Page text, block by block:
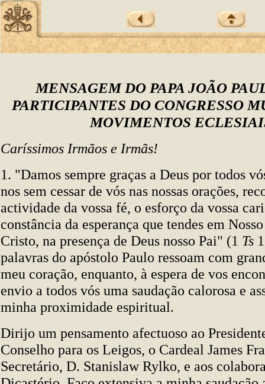
MENSAGEM DO PAPA JOÃO
PARTICIPANTES DO CONGRESSO
MOVIMENTOS
Caríssimos Irmãos e Irmãs!
1. "Damos sempre graças a Deus por todos
nos sem cessar de vós nas nossas orações,
actividade da vossa fé, o esforço da vossa
constância da esperança que tendes em
Cristo, na presença de Deus nosso Pai" (1 Ts
palavras do apóstolo Paulo ressoam com
meu coração, enquanto, à espera de vos
envio a todos vós uma saudação calorosa e
minha proximidade espiritual.
Dirijo um pensamento afectuoso ao
Conselho para os Leigos, o Cardeal James
Secretário, D. Stanislaw Rylko, e aos